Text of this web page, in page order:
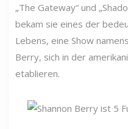
„The Gateway“ und
bekam sie eines der
Lebens, eine Show
Berry, sich in der
etablieren.